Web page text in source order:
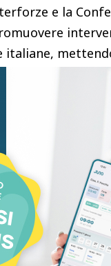
e la
nel
in
trasformarsi in
esprimere la
Operativo di
Area